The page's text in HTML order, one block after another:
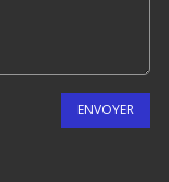
ENVOYER